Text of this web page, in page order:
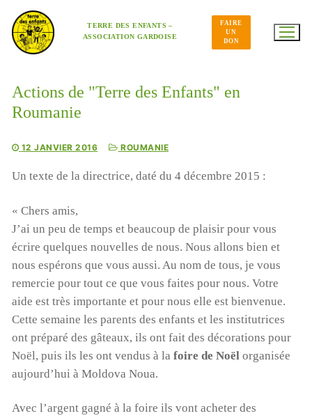
contenu
TERRE DES ENFANTS –
ASSOCIATION GARDOISE
FAIRE
UN
DON
Actions de "Terre des Enfants" en
Roumanie
12 JANVIER 2016 ROUMANIE
Un texte de la directrice, daté du 4 décembre 2015 :
« Chers amis,
J’ai un peu de temps et beaucoup de plaisir pour vous
écrire quelques nouvelles de nous. Nous allons bien et
nous espérons que vous aussi. Au nom de tous, je vous
remercie pour tout ce que vous faites pour nous. Votre
aide est très importante et pour nous elle est bienvenue.
Cette semaine les parents des enfants et les institutrices
ont préparé des gâteaux, ils ont fait des décorations pour
Noël, puis ils les ont vendus à la foire de Noëlorganisée
aujourd’hui à Moldova Noua.
Avec l’argent gagné à la foire ils vont acheter des